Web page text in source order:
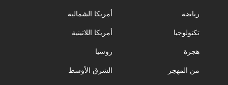
رياضة
تكنولوجيا
هجرة
من المهجر
أمريكا الشمالية
أمريكا اللاتينية
روسيا
الشرق الأوسط